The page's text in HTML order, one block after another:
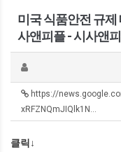
미국 식품안전 규제
사앤피플 - 시사앤
https://
xRFZNQmJIQlk1N…
클릭↓